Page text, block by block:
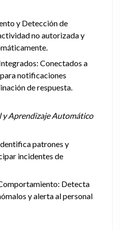
y Detección de
no autorizada y
Conectados a
notificaciones
de respuesta.
Aprendizaje Automático
patrones y
incidentes de
Detecta
y alerta al personal